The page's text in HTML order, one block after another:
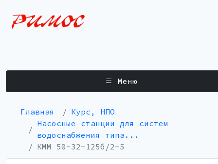
Меню
Главная
Курс, НПО
Насосные станции для систем
водоснабжения типа...
КММ 50-32-125б/2-5